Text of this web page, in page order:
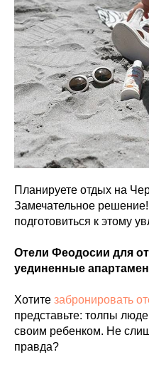
Планируете отдых на
Замечательное
подготовиться к этому
Отели Феодосии для
уединенные
Хотите забронировать
представьте: толпы
своим ребенком. Не
правда?